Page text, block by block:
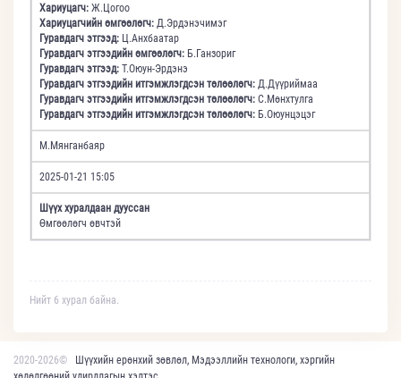
Хариуцагч: Ж.Цогоо
Хариуцагчийн өмгөөлөгч: Д.Эрдэнэчимэг
Гуравдагч этгээд: Ц.Анхбаатар
Гуравдагч этгээдийн өмгөөлөгч: Б.Ганзориг
Гуравдагч этгээд: Т.Оюун-Эрдэнэ
Гуравдагч этгээдийн итгэмжлэгдсэн төлөөлөгч: Д.Дүүриймаа
Гуравдагч этгээдийн итгэмжлэгдсэн төлөөлөгч: С.Мөнхтулга
Гуравдагч этгээдийн итгэмжлэгдсэн төлөөлөгч: Б.Оюунцэцэг
М.Мянганбаяр
2025-01-21 15:05
Шүүх хуралдаан дууссан
Өмгөөлөгч өвчтэй
Нийт 6 хурал байна.
2020-2026©
Шүүхийн ерөнхий зөвлөл, Мэдээллийн технологи, хэргийн